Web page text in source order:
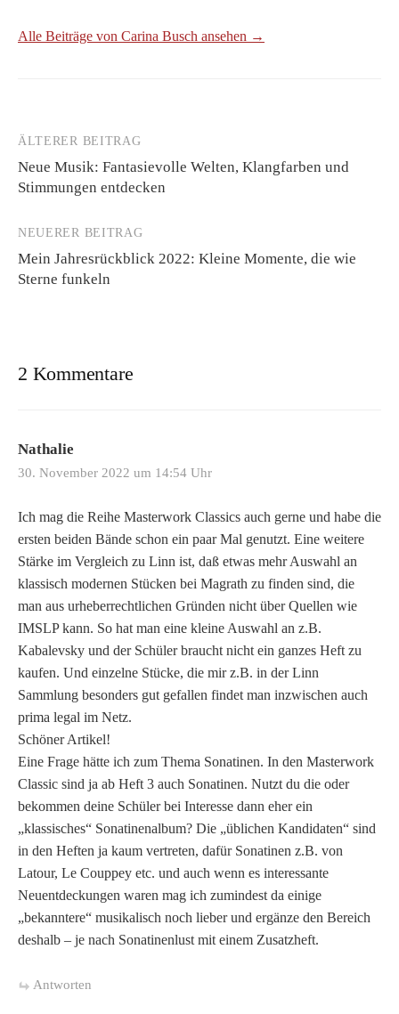
Alle Beiträge von Carina Busch ansehen →
Beitrags-
Navigation
ÄLTERER BEITRAG
Neue Musik: Fantasievolle Welten, Klangfarben und
Stimmungen entdecken
NEUERER BEITRAG
Mein Jahresrückblick 2022: Kleine Momente, die wie
Sterne funkeln
2 Kommentare
Nathalie
30. November 2022 um 14:54 Uhr
Ich mag die Reihe Masterwork Classics auch gerne und habe die
ersten beiden Bände schon ein paar Mal genutzt. Eine weitere
Stärke im Vergleich zu Linn ist, daß etwas mehr Auswahl an
klassisch modernen Stücken bei Magrath zu finden sind, die
man aus urheberrechtlichen Gründen nicht über Quellen wie
IMSLP kann. So hat man eine kleine Auswahl an z.B.
Kabalevsky und der Schüler braucht nicht ein ganzes Heft zu
kaufen. Und einzelne Stücke, die mir z.B. in der Linn
Sammlung besonders gut gefallen findet man inzwischen auch
prima legal im Netz.
Schöner Artikel!
Eine Frage hätte ich zum Thema Sonatinen. In den Masterwork
Classic sind ja ab Heft 3 auch Sonatinen. Nutzt du die oder
bekommen deine Schüler bei Interesse dann eher ein
„klassisches“ Sonatinenalbum? Die „üblichen Kandidaten“ sind
in den Heften ja kaum vertreten, dafür Sonatinen z.B. von
Latour, Le Couppey etc. und auch wenn es interessante
Neuentdeckungen waren mag ich zumindest da einige
„bekanntere“ musikalisch noch lieber und ergänze den Bereich
deshalb – je nach Sonatinenlust mit einem Zusatzheft.
Antworten